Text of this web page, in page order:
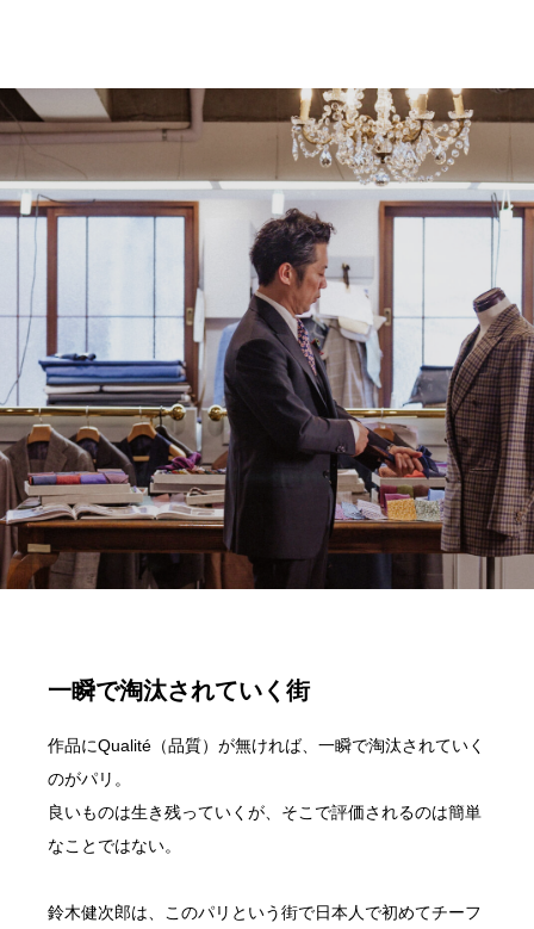
一瞬で淘汰されていく街
作品にQualité（品質）が無ければ、一瞬で淘汰されていく
のがパリ。
良いものは生き残っていくが、そこで評価されるのは簡単
なことではない。
鈴木健次郎は、このパリという街で日本人で初めてチーフ